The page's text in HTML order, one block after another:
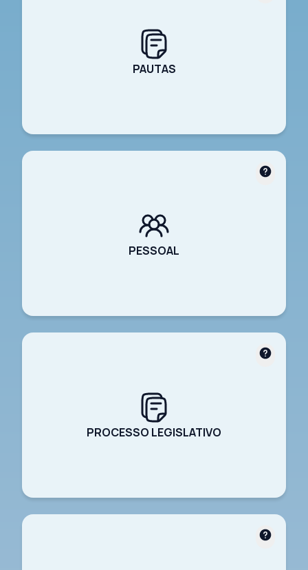
PAUTAS
PESSOAL
PROCESSO LEGISLATIVO